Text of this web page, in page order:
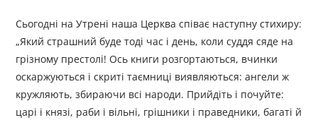
Сьогодні на Утрені наша Церква співає наступну стихиру:
„Який страшний буде тоді час і день, коли суддя сяде на
грізному престолі! Ось книги розгортаються, вчинки
оскаржуються і скриті таємниці виявляються: ангели ж
кружляють, збираючи всі народи. Прийдіть і почуйте:
царі і князі, раби і вільні, грішники і праведники, багаті й